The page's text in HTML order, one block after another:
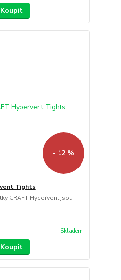
Koupit
- 12 %
Tights
CRAFT Hypervent jsou
Skladem
Koupit